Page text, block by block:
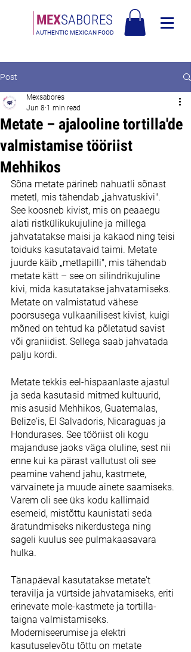
MEXSABORES
AUTHENTIC MEXICAN FOOD
Post
Metate – ajalooline tortilla'de
valmistamise tööriist
Mehhikos
Mexsabores
Jun 8 1 min read
Sõna metate pärineb nahuatli sõnast
metetl, mis tähendab „jahvatuskivi".
See koosneb kivist, mis on peaaegu
alati ristkülikukujuline ja millega
jahvatatakse maisi ja kakaod ning teisi
toiduks kasutatavaid taimi. Metate
juurde käib „metlapilli", mis tähendab
metate kätt – see on silindrikujuline
kivi, mida kasutatakse jahvatamiseks.
Metate on valmistatud vähese
poorsusega vulkaanilisest kivist, kuigi
mõned on tehtud ka põletatud savist
või graniidist. Sellega saab jahvatada
palju kordi.
Metate tekkis eel-hispaanlaste ajastul
ja seda kasutasid mitmed kultuurid,
mis asusid Mehhikos, Guatemalas,
Belize'is, El Salvadoris, Nicaraguas ja
Hondurases. See tööriist oli kogu
majanduse jaoks väga oluline, sest nii
enne kui ka pärast vallutust oli see
peamine vahend jahu, kastmete,
värvainete ja muude ainete saamiseks.
Varem oli see üks kodu kallimaid
esemeid, mistõttu kaunistati seda
äratundmiseks nikerdustega ning
sageli kuulus see pulmakaasavara
hulka.
Tänapäeval kasutatakse metate't
teravilja ja vürtside jahvatamiseks, eriti
erinevate mole-kastmete ja tortilla-
taigna valmistamiseks.
Moderniseerumise ja elektri
kasutuselevõtu tõttu on metate